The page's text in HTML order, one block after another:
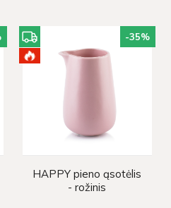
-35%
HAPPY pieno ąsotėlis
- rožinis